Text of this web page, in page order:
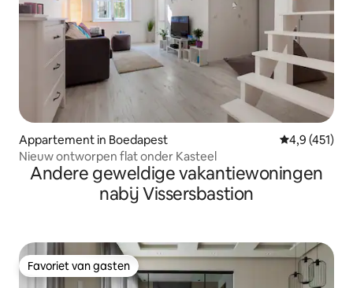
Appartement in Boedapest Gemiddelde
4,9 (451)
Nieuw ontworpen flat onder Kasteel
Andere geweldige vakantiewoningen
nabij Vissersbastion
Favoriet van gasten
Favoriet van gasten